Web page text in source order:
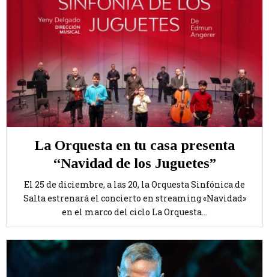
La Orquesta en tu casa presenta
“Navidad de los Juguetes”
El 25 de diciembre, a las 20, la Orquesta Sinfónica de
Salta estrenará el concierto en streaming «Navidad»
en el marco del ciclo La Orquesta...